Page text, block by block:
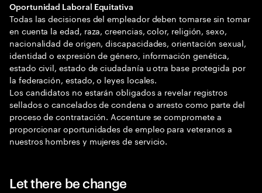
Oportunidad Laboral Equitativa
Todas las decisiones del empleador deben tomarse sin tomar
en cuenta la edad, raza, creencias, color, religión, sexo,
nacionalidad de origen, discapacidades, orientación sexual,
identidad o expresión de género, información genética,
estado civil, estado de ciudadanía u otra base protegida por
la federación, estado, o leyes locales.
Los candidatos no estarán obligados a revelar registros
sellados o cancelados de condena o arresto como parte del
proceso de contratación. Accenture se compromete a
proporcionar oportunidades de empleo para veteranos a
nuestros hombres y mujeres de servicio.
Let there be change